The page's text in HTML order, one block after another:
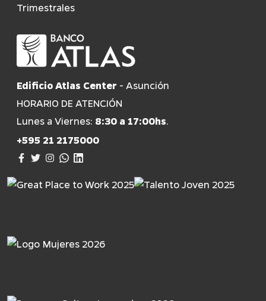
Edificio Atlas Center - Asunción
HORARIO DE ATENCIÓN
Lunes a Viernes: 8:30 a 17:00hs.
+595 21 2175000
Trimestrales